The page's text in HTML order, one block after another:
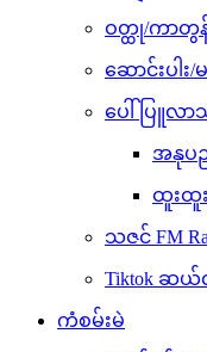
ထူးထူးခ
သဇင် FM
Tiktok ဆယ်
ဉာဏ်စမ်း
ဖုန်းဘေလ်မဲဖ
ရင်ဖွင့်ဆွေးနွေး
Call Center